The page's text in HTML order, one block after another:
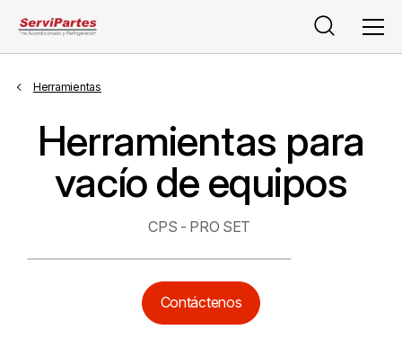
Buscar
Herramientas
Herramientas para
vacío de equipos
CPS - PRO SET
Contáctenos